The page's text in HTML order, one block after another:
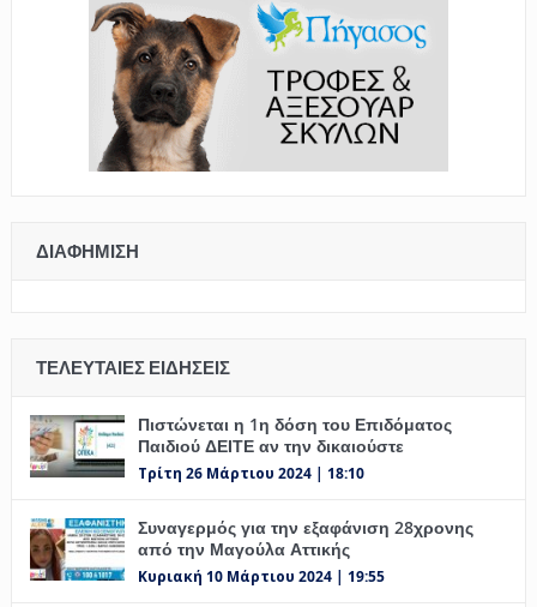
ΔΙΑΦΉΜΙΣΗ
ΤΕΛΕΥΤΑΊΕΣ ΕΙΔΉΣΕΙΣ
Πιστώνεται η 1η δόση του Επιδόματος
Παιδιού ΔΕΙΤΕ αν την δικαιούστε
Τρίτη 26 Μάρτιου 2024 | 18:10
Συναγερμός για την εξαφάνιση 28χρονης
από την Μαγούλα Αττικής
Κυριακή 10 Μάρτιου 2024 | 19:55